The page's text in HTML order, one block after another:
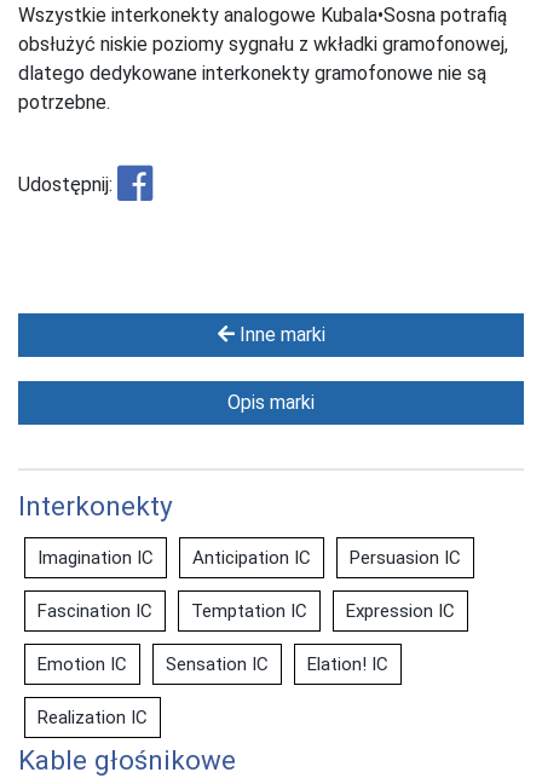
Inne marki
Opis marki
Interkonekty
Imagination IC Anticipation IC Persuasion IC
Fascination IC Temptation IC Expression IC
Emotion IC Sensation IC Elation! IC
Realization IC
Kable głośnikowe
Wszystkie interkonekty analogowe Kubala•Sosna potrafią
obsłużyć niskie poziomy sygnału z wkładki gramofonowej,
dlatego dedykowane interkonekty gramofonowe nie są
potrzebne.
Udostępnij: